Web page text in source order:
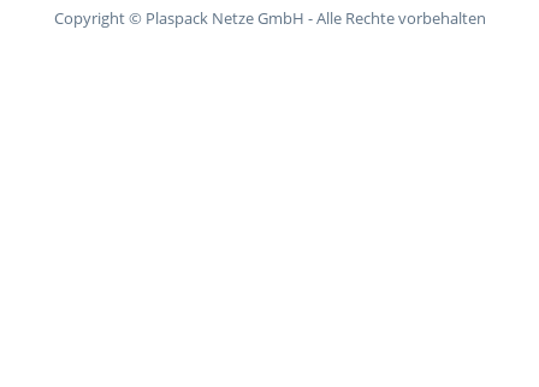
Copyright © Plaspack Netze GmbH - Alle Rechte vorbehalten